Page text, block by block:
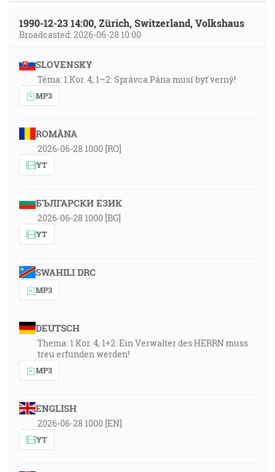
1990-12-23 14:00, Zürich, Switzerland, Volkshaus
Broadcasted: 2026-06-28 10:00
SLOVENSKY
Téma: 1 Kor. 4, 1–2: Správca Pána musí byť verný!
MP3
ROMÂNA
2026-06-28 1000 [RO]
YT
БЪЛГАРСКИ ЕЗИК
2026-06-28 1000 [BG]
YT
SWAHILI DRC
MP3
DEUTSCH
Thema: 1 Kor. 4, 1+2: Ein Verwalter des HERRN muss
treu erfunden werden!
MP3
ENGLISH
2026-06-28 1000 [EN]
YT